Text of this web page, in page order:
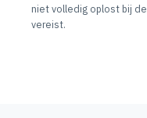
niet volledig oplost bij
vereist.